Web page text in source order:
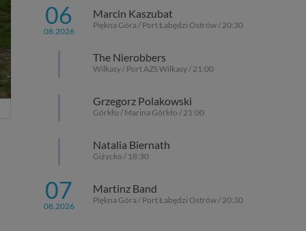
06
08.2026
Marcin Kaszubat
Piękna Góra / Port Łabędzi Ostrów / 20:30
The Nierobbers
Wilkasy / Port AZS Wilkasy / 21:00
Grzegorz Polakowski
Górkło / Marina Górkło / 21:00
Natalia Biernath
Giżycko / 18:30
07
08.2026
Martinz Band
Piękna Góra / Port Łabędzi Ostrów / 20:30